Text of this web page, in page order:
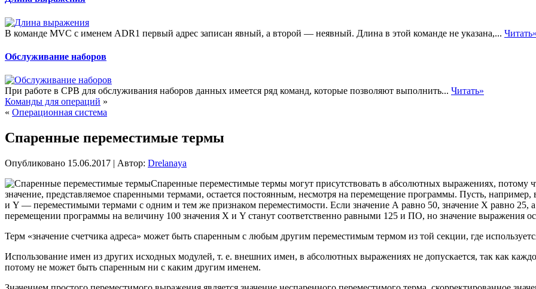
В команде MVC с именем ADR1 первый адрес записан явный, а второй — неявный. Длина в этой команде не указана,...
Обслуживание наборов
При работе в СРВ для обслуживания наборов данных имеется ряд команд, которые позволяют выполнить... Читать»
Команды для операций »
« Операционная система
Спаренные переместимые термы
Опубликовано 15.06.2017 | Автор: Drelanaya
Спаренные переместимые термы могут присутствовать в абсолютных выражениях, потому
значение, представляемое спаренными термами, остается постоянным, несмотря на перемещение программы. Пусть,
и Y — переместимыми термами с одним и тем же признаком переместимости. Если значение А равно 50, значение X равно 25,
перемещении программы на величину 100 значения X и Y станут соответственно равными 125 и ПО, но значение выражения
Терм «значение счетчика адреса» может быть спаренным с любым другим переместимым термом из той секции, где
Использование имен из других исходных модулей, т. е. внешних имен, в абсолютных выражениях не допускается, так как
потому не может быть спаренным ни с каким другим именем.